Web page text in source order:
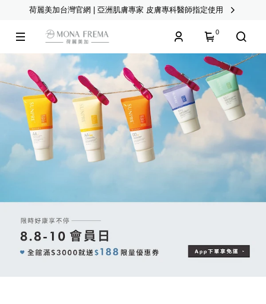
荷麗美加台灣官網 | 亞洲肌膚專家 皮膚專科醫師指定使用
0